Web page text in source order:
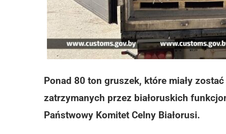
Ponad 80 ton gruszek, które miały
zatrzymanych przez białoruskich
Państwowy Komitet Celny Białorusi.